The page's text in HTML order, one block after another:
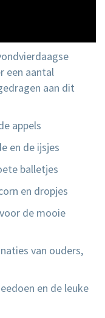
een aantal
aan dit
appels
en de ijsjes
balletjes
en dropjes
de mooie
van ouders,
en de leuke